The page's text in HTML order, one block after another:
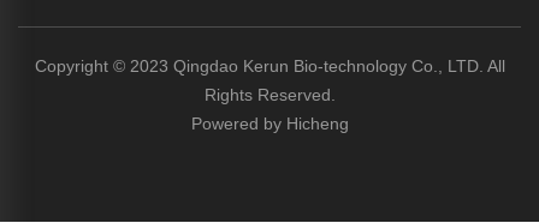
Copyright © 2023 Qingdao Kerun Bio-technology Co., LTD. All
Rights Reserved.
Powered by Hicheng